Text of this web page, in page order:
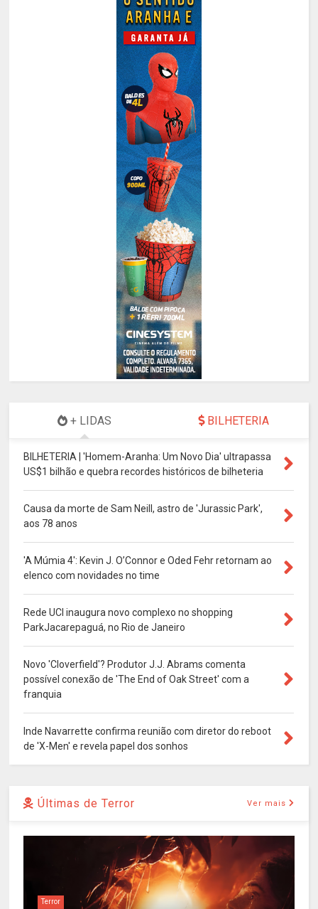
+ LIDAS BILHETERIA
BILHETERIA | 'Homem-Aranha: Um Novo Dia' ultrapassa
US$1 bilhão e quebra recordes históricos de bilheteria
Causa da morte de Sam Neill, astro de 'Jurassic Park',
aos 78 anos
'A Múmia 4': Kevin J. O’Connor e Oded Fehr retornam ao
elenco com novidades no time
Rede UCI inaugura novo complexo no shopping
ParkJacarepaguá, no Rio de Janeiro
Novo 'Cloverfield'? Produtor J.J. Abrams comenta
possível conexão de 'The End of Oak Street' com a
franquia
Inde Navarrette confirma reunião com diretor do reboot
de 'X-Men' e revela papel dos sonhos
Últimas de Terror Ver mais
Terror